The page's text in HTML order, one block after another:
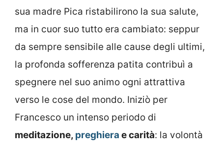
sua madre Pica ristabilirono la sua salute,
ma in cuor suo tutto era cambiato: seppur
da sempre sensibile alle cause degli ultimi,
la profonda sofferenza patita contribuì a
spegnere nel suo animo ogni attrattiva
verso le cose del mondo. Iniziò per
Francesco un intenso periodo di
meditazione, preghiera e carità: la volontà